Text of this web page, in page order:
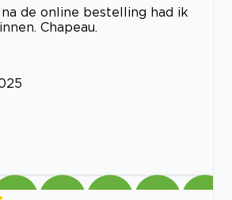
de online bestelling had ik
Chapeau.